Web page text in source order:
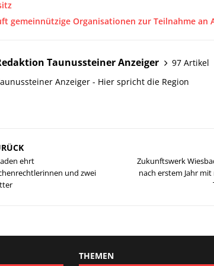
gemeinnützige Organisationen zur Teilnahme an
Taunussteiner Anzeiger
97 Artikel
Anzeiger - Hier spricht die Region
ehrt
und zwei
Zukunftswerk
nach erstem Jahr mit
THEMEN